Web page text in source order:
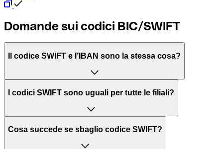
Domande sui codici BIC/SWIFT
Il codice SWIFT e l’IBAN sono la stessa cosa?
L'acronimo SWIFT sta per “Society for Worldwide
per l’elaborazione dei pagamenti tra diversi Paesi.
Il BIC, invece, sta per “Bank Identifier Code” ed è una
I codici SWIFT sono uguali per tutte le filiali?
Dipende dalle banche. In alcuni casi le banche utilizzano
Cosa succede se sbaglio codice SWIFT?